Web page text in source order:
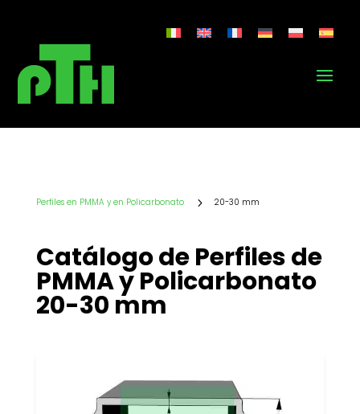
Perfiles en PMMA y en Policarbonato 5 20-30 mm
Catálogo de Perfiles de
PMMA y Policarbonato
20-30 mm